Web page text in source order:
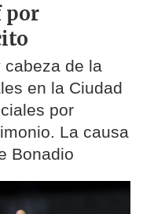
por
cabeza de la
en la Ciudad
por
La causa
Bonadio